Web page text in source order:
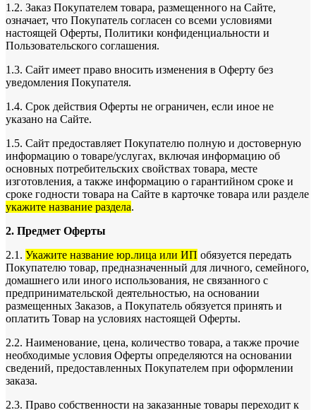
1.2. Заказ Покупателем товара, размещенного на Сайте,
означает, что Покупатель согласен со всеми условиями
настоящей Оферты, Политики конфиденциальности и
Пользовательского соглашения.
1.3. Сайт имеет право вносить изменения в Оферту без
уведомления Покупателя.
1.4. Срок действия Оферты не ограничен, если иное не
указано на Сайте.
1.5. Сайт предоставляет Покупателю полную и достоверную
информацию о товаре/услугах, включая информацию об
основных потребительских свойствах товара, месте
изготовления, а также информацию о гарантийном сроке и
сроке годности товара на Сайте в карточке товара или разделе
укажите название раздела.
2. Предмет Оферты
2.1. Укажите название юр.лица или ИП обязуется передать
Покупателю товар, предназначенный для личного, семейного,
домашнего или иного использования, не связанного с
предпринимательской деятельностью, на основании
размещенных Заказов, а Покупатель обязуется принять и
оплатить Товар на условиях настоящей Оферты.
2.2. Наименование, цена, количество товара, а также прочие
необходимые условия Оферты определяются на основании
сведений, предоставленных Покупателем при оформлении
заказа.
2.3. Право собственности на заказанные товары переходит к